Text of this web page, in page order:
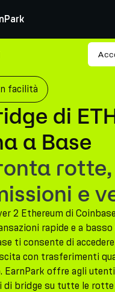
facilità
di
a Base
rotte,
e
2 Ethereum di
rapide e a
ti consente di
con trasferimenti
EarnPark offre agli
bridge su tutte le rotte